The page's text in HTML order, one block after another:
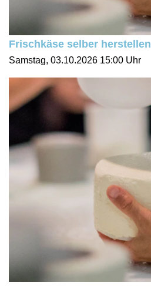
Frischkäse selber herstellen
Samstag, 03.10.2026 15:00 Uhr